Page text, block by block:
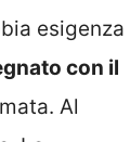
esigenza
con il
Al